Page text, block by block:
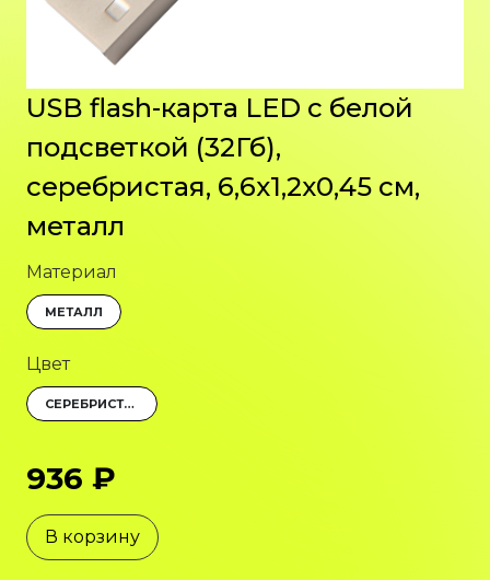
USB flash-карта LED с белой
подсветкой (32Гб),
серебристая, 6,6х1,2х0,45 см,
металл
Материал
МЕТАЛЛ
Цвет
СЕРЕБРИСТЫЙ
936 ₽
В корзину